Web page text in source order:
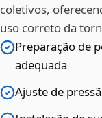
coletivos,
uso correto da
Preparação de
adequada
Ajuste de